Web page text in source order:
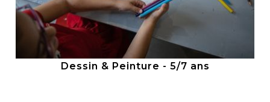
Dessin & Peinture - 5/7 ans